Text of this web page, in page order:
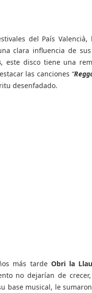
del País
clara influencia de
, este disco tiene una
las canciones “
desenfadado.
más tarde Obri la
no dejarían de
base musical, le